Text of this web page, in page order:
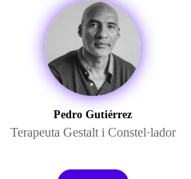
Pedro Gutiérrez
Terapeuta Gestalt i Constel·lador